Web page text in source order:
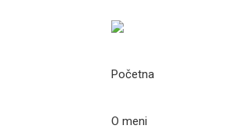
Početna
O meni